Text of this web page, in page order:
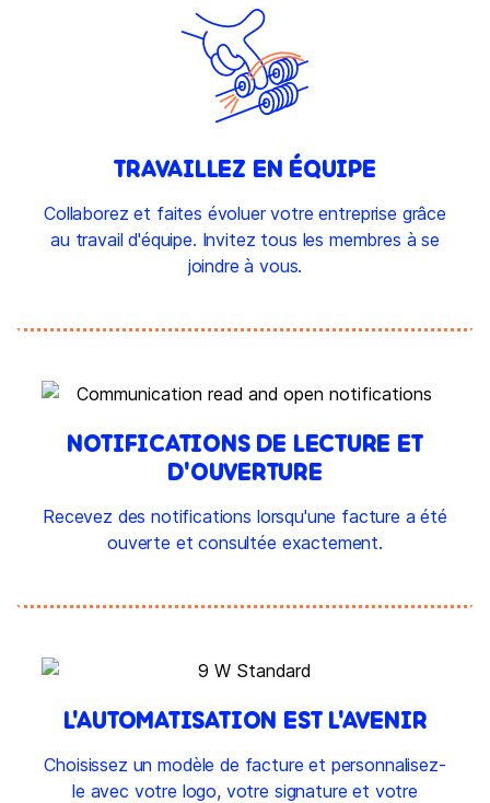
TRAVAILLEZ EN ÉQUIPE
Collaborez et faites évoluer votre entreprise grâce
au travail d'équipe. Invitez tous les membres à se
joindre à vous.
NOTIFICATIONS DE LECTURE ET
D'OUVERTURE
Recevez des notifications lorsqu'une facture a été
ouverte et consultée exactement.
L'AUTOMATISATION EST L'AVENIR
Choisissez un modèle de facture et personnalisez-
le avec votre logo, votre signature et votre